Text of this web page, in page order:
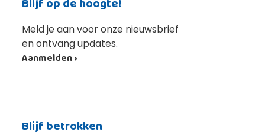
Meld je aan voor onze nieuwsbrief
en ontvang updates.
Aanmelden ›
Blijf betrokken